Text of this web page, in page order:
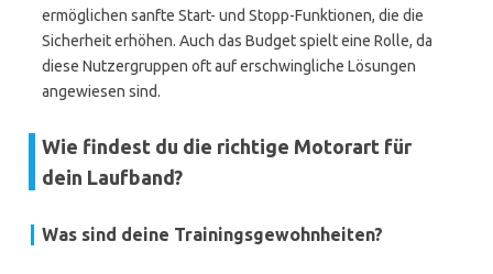
ermöglichen sanfte Start- und Stopp-Funktionen, die die
Sicherheit erhöhen. Auch das Budget spielt eine Rolle, da
diese Nutzergruppen oft auf erschwingliche Lösungen
angewiesen sind.
Wie findest du die richtige Motorart für
dein Laufband?
Was sind deine Trainingsgewohnheiten?